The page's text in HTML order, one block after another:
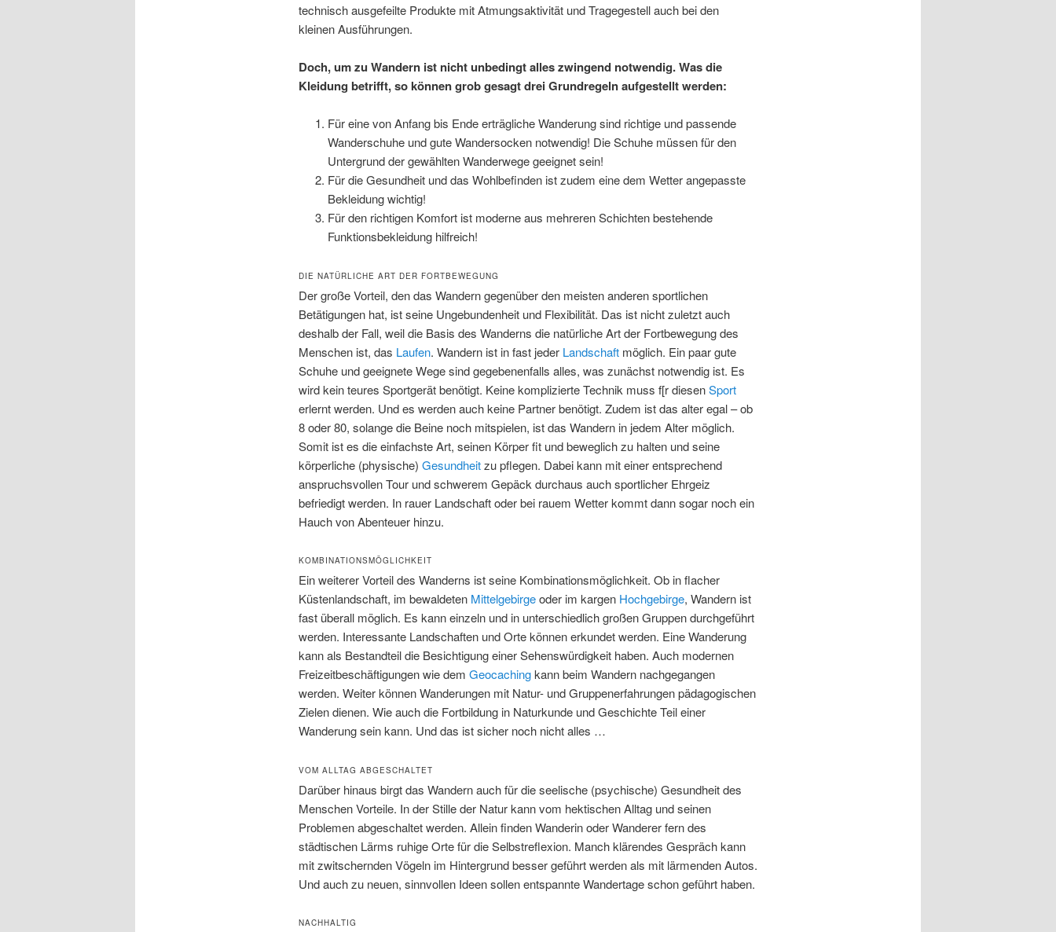
technisch ausgefeilte Produkte mit Atmungsaktivität und Tragegestell auch bei den
kleinen Ausführungen.
Doch, um zu Wandern ist nicht unbedingt alles zwingend notwendig. Was die
Kleidung betrifft, so können grob gesagt drei Grundregeln aufgestellt werden:
Für eine von Anfang bis Ende erträgliche Wanderung sind richtige und passende
Wanderschuhe und gute Wandersocken notwendig! Die Schuhe müssen für den
Untergrund der gewählten Wanderwege geeignet sein!
Für die Gesundheit und das Wohlbefinden ist zudem eine dem Wetter angepasste
Bekleidung wichtig!
Für den richtigen Komfort ist moderne aus mehreren Schichten bestehende
Funktionsbekleidung hilfreich!
DIE NATÜRLICHE ART DER FORTBEWEGUNG
Der große Vorteil, den das Wandern gegenüber den meisten anderen sportlichen
Betätigungen hat, ist seine Ungebundenheit und Flexibilität. Das ist nicht zuletzt auch
deshalb der Fall, weil die Basis des Wanderns die natürliche Art der Fortbewegung des
Menschen ist, das Laufen. Wandern ist in fast jeder Landschaftmöglich. Ein paar gute
Schuhe und geeignete Wege sind gegebenenfalls alles, was zunächst notwendig ist. Es
wird kein teures Sportgerät benötigt. Keine komplizierte Technik muss f[r diesenSport
erlernt werden. Und es werden auch keine Partner benötigt. Zudem ist das alter egal – ob
8 oder 80, solange die Beine noch mitspielen, ist das Wandern in jedem Alter möglich.
Somit ist es die einfachste Art, seinen Körper fit und beweglich zu halten und seine
körperliche (physische) Gesundheitzu pflegen. Dabei kann mit einer entsprechend
anspruchsvollen Tour und schwerem Gepäck durchaus auch sportlicher Ehrgeiz
befriedigt werden. In rauer Landschaft oder bei rauem Wetter kommt dann sogar noch ein
Hauch von Abenteuer hinzu.
KOMBINATIONSMÖGLICHKEIT
Ein weiterer Vorteil des Wanderns ist seine Kombinationsmöglichkeit. Ob in flacher
Küstenlandschaft, im bewaldeten Mittelgebirgeoder im kargen Hochgebirge, Wandern ist
fast überall möglich. Es kann einzeln und in unterschiedlich großen Gruppen durchgeführt
werden. Interessante Landschaften und Orte können erkundet werden. Eine Wanderung
kann als Bestandteil die Besichtigung einer Sehenswürdigkeit haben. Auch modernen
Freizeitbeschäftigungen wie dem Geocachingkann beim Wandern nachgegangen
werden. Weiter können Wanderungen mit Natur- und Gruppenerfahrungen pädagogischen
Zielen dienen. Wie auch die Fortbildung in Naturkunde und Geschichte Teil einer
Wanderung sein kann. Und das ist sicher noch nicht alles …
VOM ALLTAG ABGESCHALTET
Darüber hinaus birgt das Wandern auch für die seelische (psychische) Gesundheit des
Menschen Vorteile. In der Stille der Natur kann vom hektischen Alltag und seinen
Problemen abgeschaltet werden. Allein finden Wanderin oder Wanderer fern des
städtischen Lärms ruhige Orte für die Selbstreflexion. Manch klärendes Gespräch kann
mit zwitschernden Vögeln im Hintergrund besser geführt werden als mit lärmenden Autos.
Und auch zu neuen, sinnvollen Ideen sollen entspannte Wandertage schon geführt haben.
NACHHALTIG